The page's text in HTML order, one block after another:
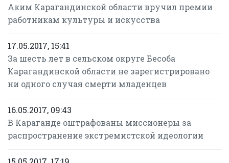
Аким Карагандинской области вручил премии
работникам культуры и искусства
17.05.2017, 15:41
За шесть лет в сельском округе Бесоба
Карагандинской области не зарегистрировано
ни одного случая смерти младенцев
16.05.2017, 09:43
В Караганде оштрафованы миссионеры за
распространение экстремистской идеологии